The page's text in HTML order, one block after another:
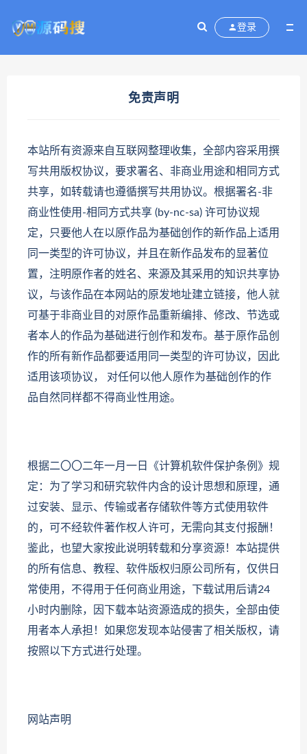
登录
免责声明
本站所有资源来自互联网整理收集，全部内容采用撰
写共用版权协议，要求署名、非商业用途和相同方式
共享，如转载请也遵循撰写共用协议。根据署名-非
商业性使用-相同方式共享 (by-nc-sa) 许可协议规
定，只要他人在以原作品为基础创作的新作品上适用
同一类型的许可协议，并且在新作品发布的显著位
置，注明原作者的姓名、来源及其采用的知识共享协
议，与该作品在本网站的原发地址建立链接，他人就
可基于非商业目的对原作品重新编排、修改、节选或
者本人的作品为基础进行创作和发布。基于原作品创
作的所有新作品都要适用同一类型的许可协议，因此
适用该项协议， 对任何以他人原作为基础创作的作
品自然同样都不得商业性用途。
根据二〇〇二年一月一日《计算机软件保护条例》规
定：为了学习和研究软件内含的设计思想和原理，通
过安装、显示、传输或者存储软件等方式使用软件
的，可不经软件著作权人许可，无需向其支付报酬！
鉴此，也望大家按此说明转载和分享资源！本站提供
的所有信息、教程、软件版权归原公司所有，仅供日
常使用，不得用于任何商业用途，下载试用后请24
小时内删除，因下载本站资源造成的损失，全部由使
用者本人承担！如果您发现本站侵害了相关版权，请
按照以下方式进行处理。
网站声明